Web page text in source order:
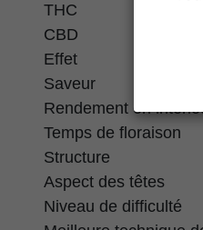
THC
CBD
Effet
Saveur
Rendement en
Temps de floraison
Structure
Aspect des têtes
Niveau de difficulté